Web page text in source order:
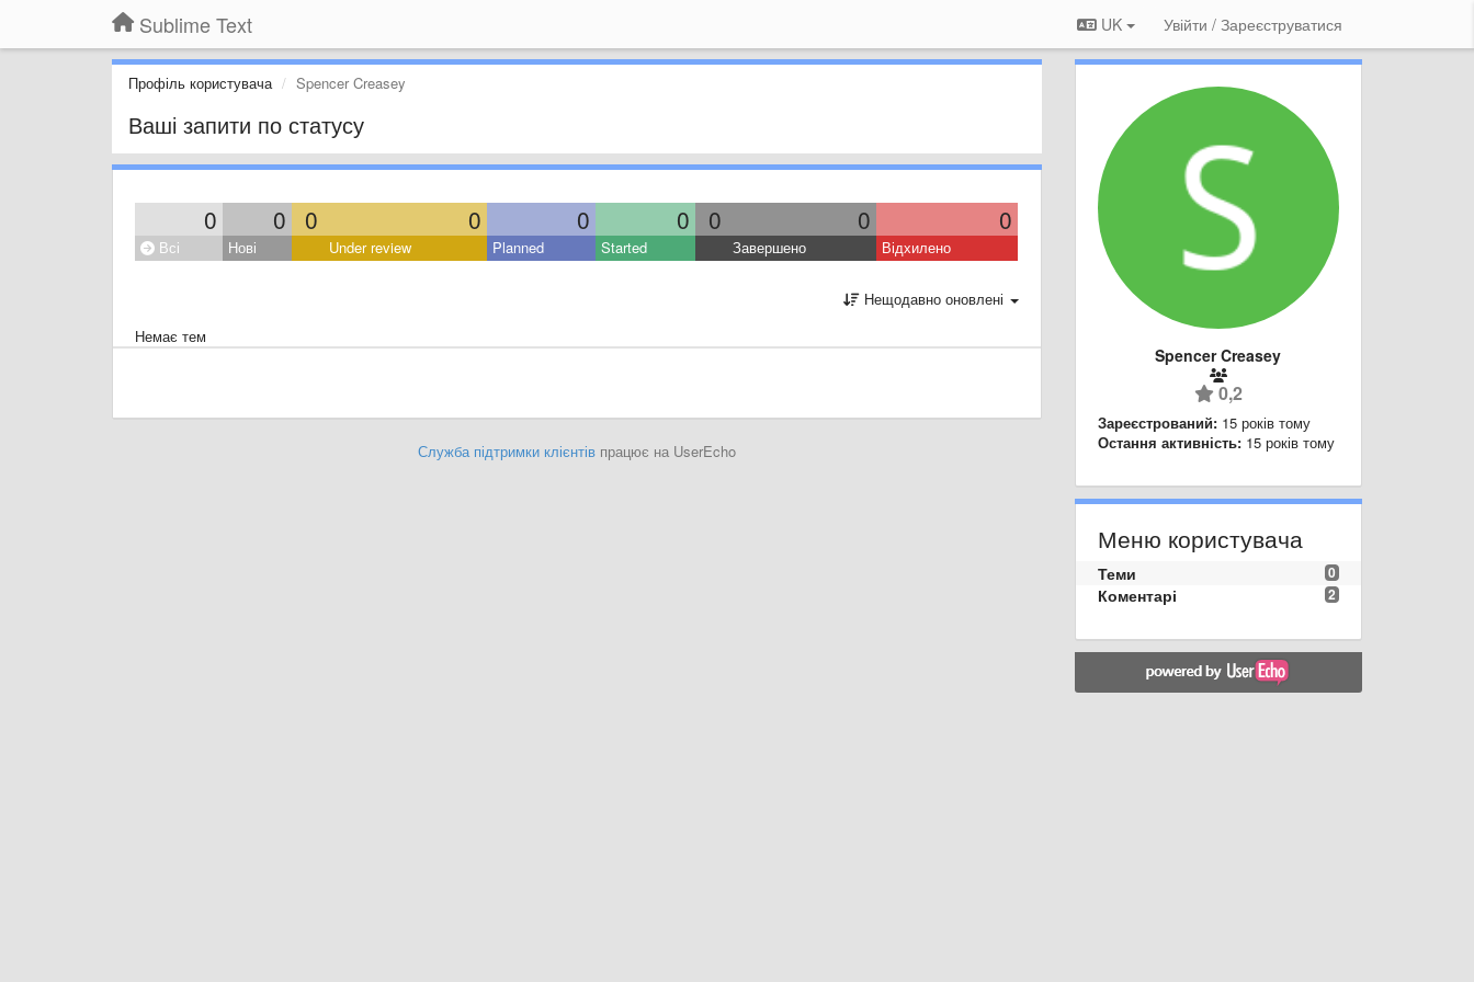
Sublime Text UK Увійти / Зареєструватися
Профіль користувача Spencer Creasey
Ваші запити по статусу
0 0 0 0 0 0 0 0 0
Всі Нові Under review Planned Started Завершено Відхилено
Нещодавно оновлені
Немає тем
Служба підтримки клієнтівпрацює на UserEcho
Spencer Creasey
0,2
Зареєстрований: 15 років тому
Остання активність: 15 років тому
Меню користувача
0
Теми
2
Коментарі